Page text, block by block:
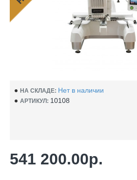
НА СКЛАДЕ: Нет в наличии
АРТИКУЛ: 10108
541 200.00р.